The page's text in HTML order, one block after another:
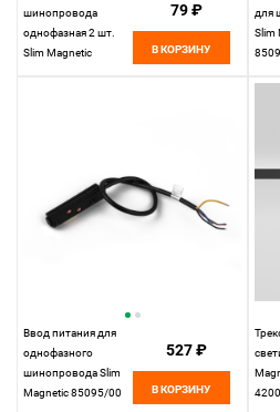
шинопровода
однофазная 2 шт.
Slim Magnetic
79 ₽
В КОРЗИНУ
для
Slim
Ввод питания для
однофазного
шинопровода Slim
Magnetic 85095/00
527 ₽
В КОРЗИНУ